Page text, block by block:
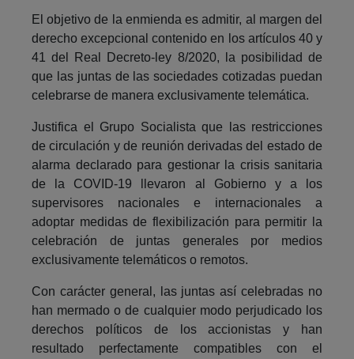
El objetivo de la enmienda es admitir, al margen del
derecho excepcional contenido en los artículos 40 y
41 del Real Decreto-ley 8/2020, la posibilidad de
que las juntas de las sociedades cotizadas puedan
celebrarse de manera exclusivamente telemática.
Justifica el Grupo Socialista que las restricciones
de circulación y de reunión derivadas del estado de
alarma declarado para gestionar la crisis sanitaria
de la COVID-19 llevaron al Gobierno y a los
supervisores nacionales e internacionales a
adoptar medidas de flexibilización para permitir la
celebración de juntas generales por medios
exclusivamente telemáticos o remotos.
Con carácter general, las juntas así celebradas no
han mermado o de cualquier modo perjudicado los
derechos políticos de los accionistas y han
resultado perfectamente compatibles con el